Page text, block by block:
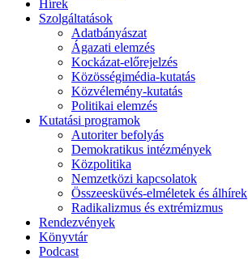
Hírek
Szolgáltatások
Adatbányászat
Ágazati elemzés
Kockázat-előrejelzés
Közösségimédia-kutatás
Közvélemény-kutatás
Politikai elemzés
Kutatási programok
Autoriter befolyás
Demokratikus intézmények
Közpolitika
Nemzetközi kapcsolatok
Összeesküvés-elméletek és álhírek
Radikalizmus és extrémizmus
Rendezvények
Könyvtár
Podcast